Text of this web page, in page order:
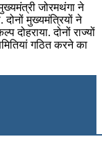
जोरमथंगा ने
मुख्‍यमंत्रियों ने
दोहराया. दोनों राज्यों
गठित करने का